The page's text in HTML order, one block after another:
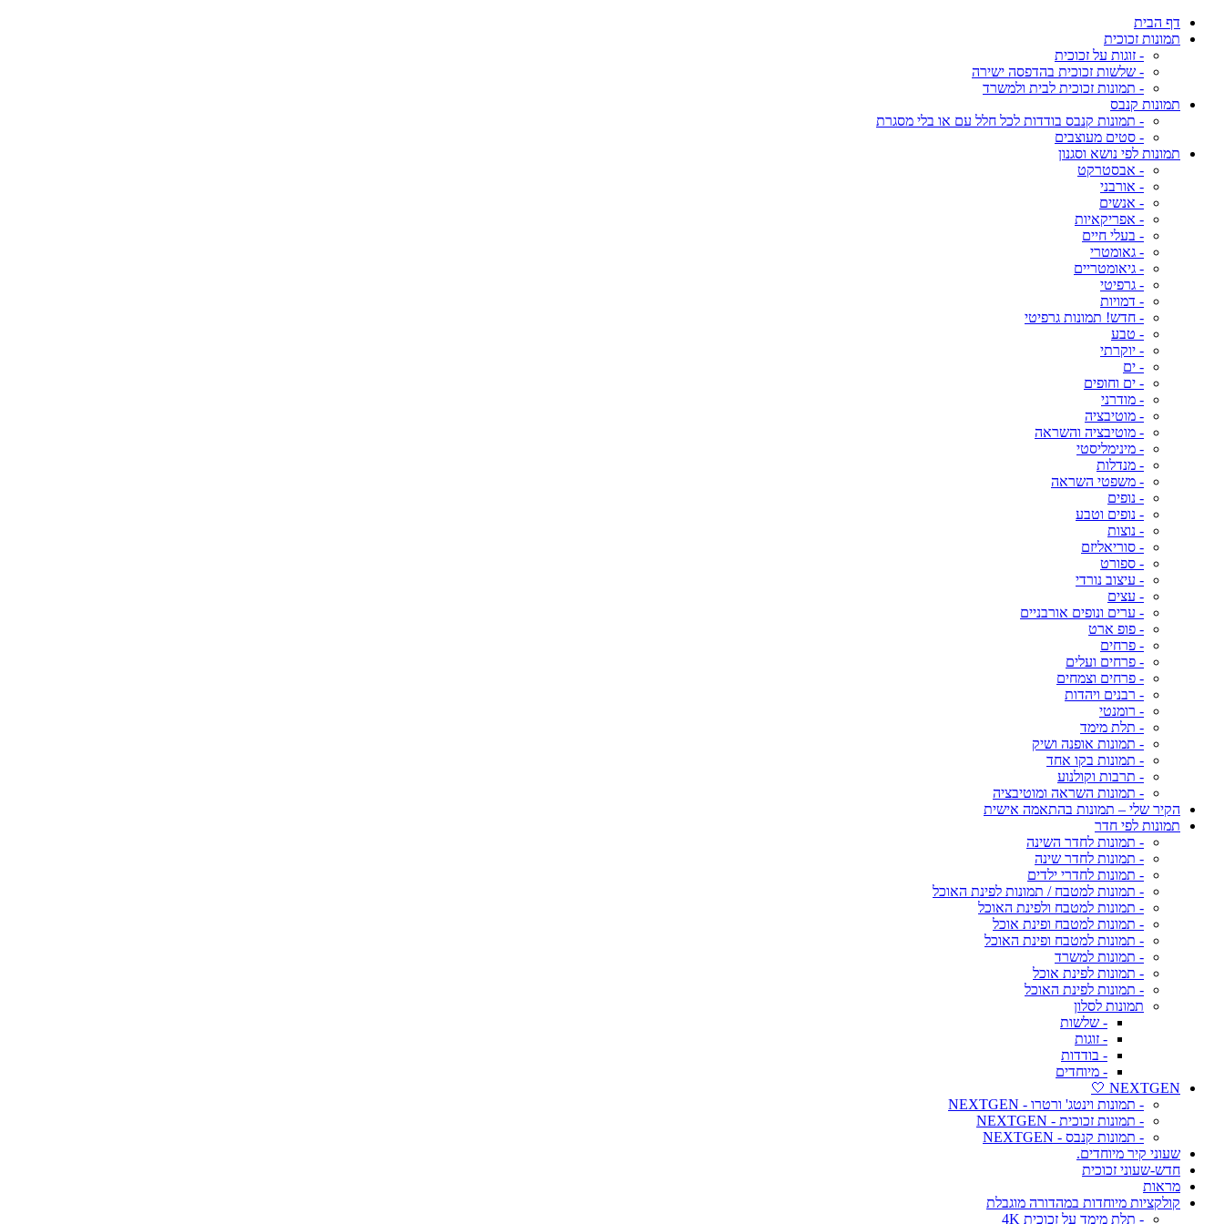
דף הבית
תמונות זכוכית
- זוגות על זכוכית
- שלשות זכוכית בהדפסה ישירה
- תמונות זכוכית לבית ולמשרד
תמונות קנבס
- תמונות קנבס בודדות לכל חלל עם או בלי מסגרת
- סטים מעוצבים
תמונות לפי נושא וסגנון
- אבסטרקט
- אורבני
- אנשים
- אפריקאיות
- בעלי חיים
- גאומטרי
- גיאומטריים
- גרפיטי
- דמויות
- חדש! תמונות גרפיטי
- טבע
- יוקרתי
- ים
- ים וחופים
- מודרני
- מוטיבציה
- מוטיבציה והשראה
- מינימליסטי
- מנדלות
- משפטי השראה
- נופים
- נופים וטבע
- נוצות
- סוריאליזם
- ספורט
- עיצוב נורדי
- עצים
- ערים ונופים אורבניים
- פופ ארט
- פרחים
- פרחים ועלים
- פרחים וצמחים
- רבנים ויהדות
- רומנטי
- תלת מימד
- תמונות אופנה ושיק
- תמונות בקו אחד
- תרבות וקולנוע
- תמונות השראה ומוטיבציה
הקיר שלי – תמונות בהתאמה אישית
תמונות לפי חדר
- תמונות לחדר השינה
- תמונות לחדר שינה
- תמונות לחדרי ילדים
- תמונות למטבח / תמונות לפינת האוכל
- תמונות למטבח ולפינת האוכל
- תמונות למטבח ופינת אוכל
- תמונות למטבח ופינת האוכל
- תמונות למשרד
- תמונות לפינת אוכל
- תמונות לפינת האוכל
תמונות לסלון
- שלשות
- זוגות
- בודדות
- מיוחדים
NEXTGEN 🤍
- תמונות וינטג' ורטרו - NEXTGEN
- תמונות זכוכית - NEXTGEN
- תמונות קנבס - NEXTGEN
שעוני קיר מיוחדים.
חדש-שעוני זכוכית
מראות
קולקציות מיוחדות במהדורה מוגבלת
- תלת מימד על זכוכית 4K